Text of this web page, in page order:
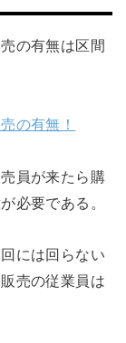
の有無は区間
の有無！
員が来たら購
必要である。
には回らない
売の従業員は